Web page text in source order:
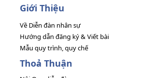
Giới Thiệu
Về Diễn đàn nhân sự
Hướng dẫn đăng ký & Viết bài
Mẫu quy trình, quy chế
Thoả Thuận